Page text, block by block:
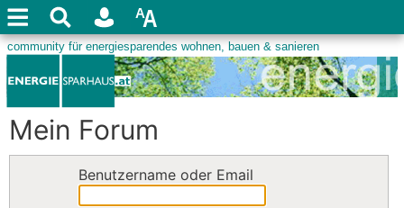
Mein Forum
Benutzername oder Email